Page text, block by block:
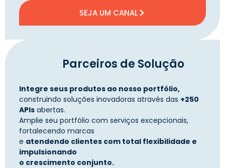
SEJA UM CANAL
Parceiros de Solução
Integre seus produtos ao nosso portfólio,
construindo soluções inovadoras através das +250
APIs abertas.
Amplie seu portfólio com serviços excepcionais,
fortalecendo marcas
e atendendo clientes com total flexibilidade e
impulsionando
o crescimento conjunto.